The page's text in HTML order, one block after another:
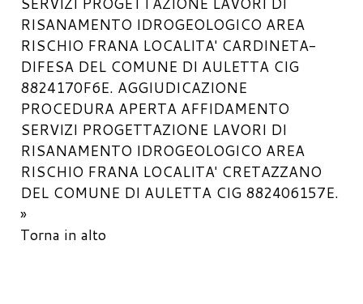
RISANAMENTO IDROGEOLOGICO AREA
RISCHIO FRANA LOCALITA' CARDINETA-
DIFESA DEL COMUNE DI AULETTA CIG
8824170F6E. AGGIUDICAZIONE
PROCEDURA APERTA AFFIDAMENTO
SERVIZI PROGETTAZIONE LAVORI DI
RISANAMENTO IDROGEOLOGICO AREA
RISCHIO FRANA LOCALITA' CRETAZZANO
DEL COMUNE DI AULETTA CIG 882406157E.
»
Torna in alto